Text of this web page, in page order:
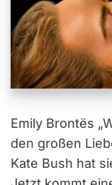
Emily Brontës
den großen
Kate Bush hat